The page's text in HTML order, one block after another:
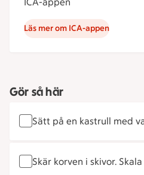
Läs mer om ICA-appen
Gör så här
Sätt på en kastrull med
Skär korven i skivor.